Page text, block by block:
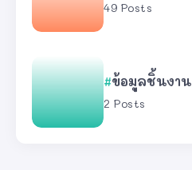
49 Posts
ข้อมูลชิ้นงาน
2 Posts